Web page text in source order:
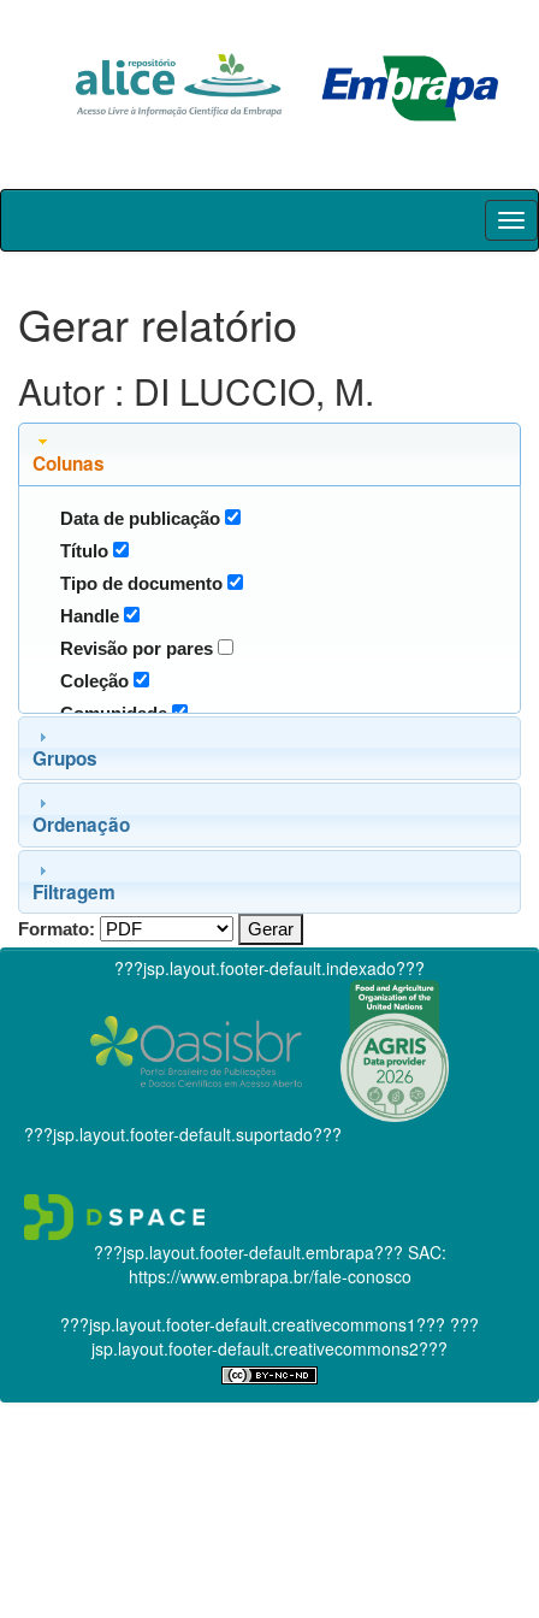
Skip
Gerar relatório
Autor : DI LUCCIO, M.
Colunas
Data de publicação
Título
Tipo de documento
Handle
Revisão por pares
Coleção
Comunidade
Grupos
Ordenação
Filtragem
Formato:
???jsp.layout.footer-default.indexado???
???jsp.layout.footer-default.suportado???
???jsp.layout.footer-default.embrapa??? SAC:
https://www.embrapa.br/fale-conosco
???jsp.layout.footer-default.creativecommons1??? ???
jsp.layout.footer-default.creativecommons2???